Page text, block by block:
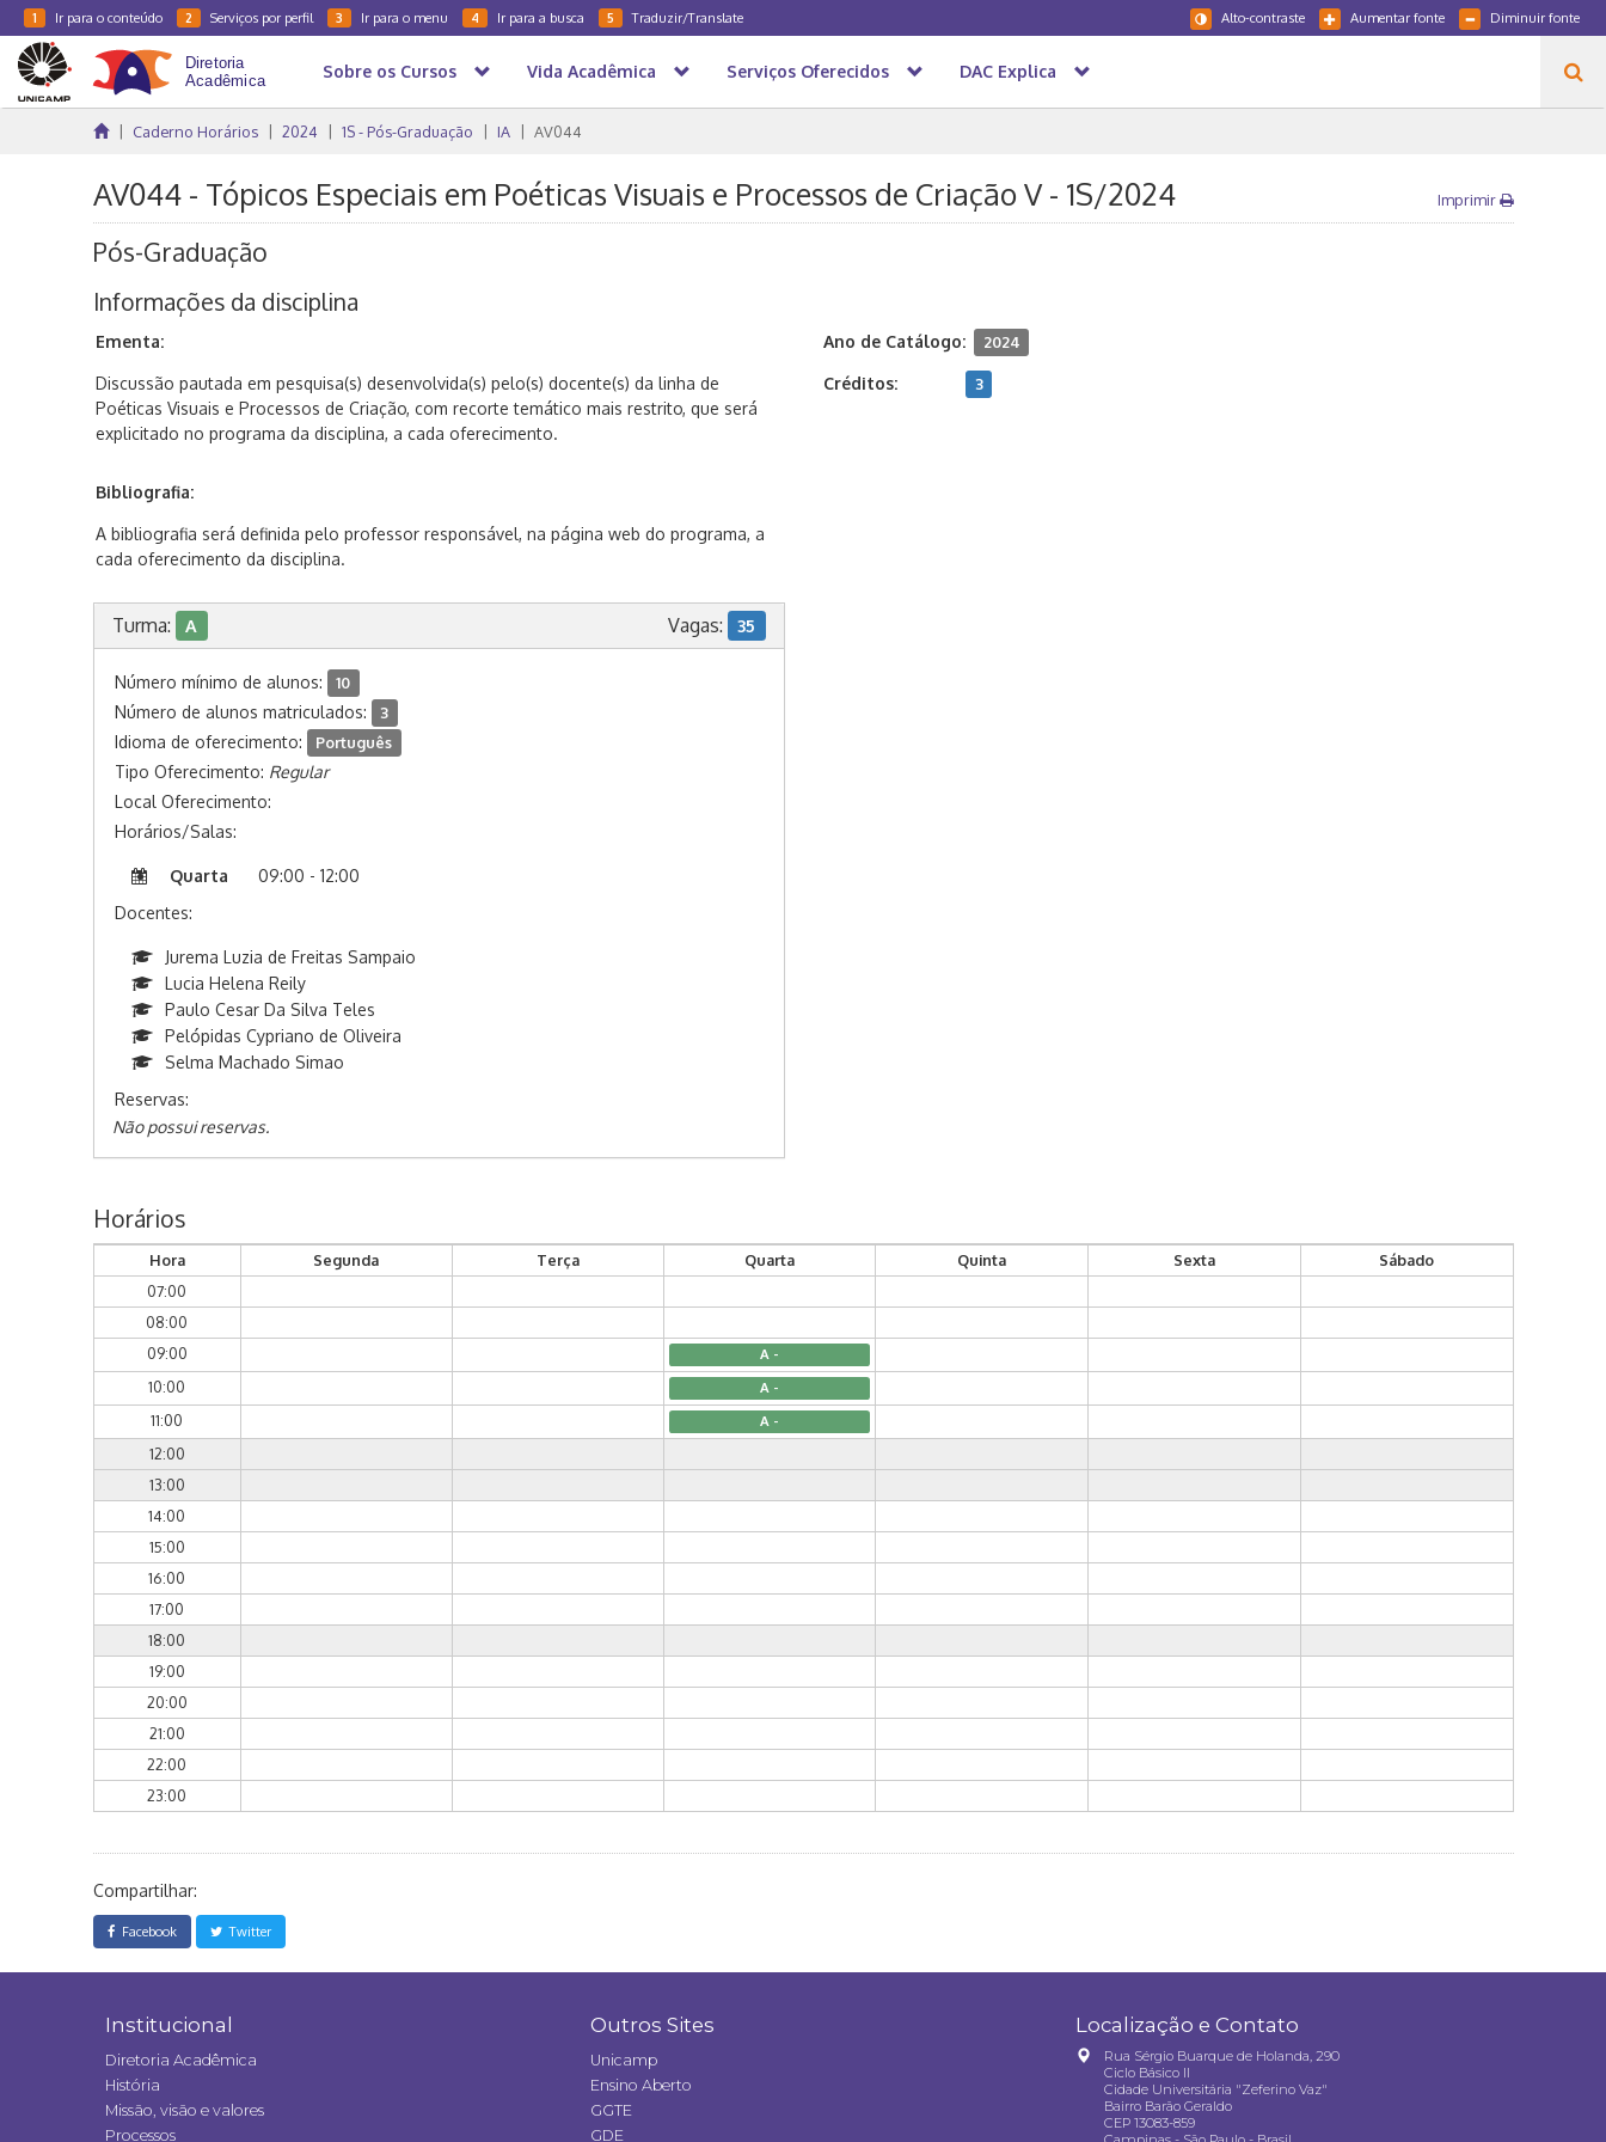
1 Ir para o conteúdo 2 Serviços por perfil 3 Ir para o menu 4 Ir para a busca 5 Traduzir/Translate Diminuir fonte
Aumentar fonte
Alto-contraste
Sobre os Cursos Vida Acadêmica Serviços Oferecidos DAC Explica
Caderno Horários 2024 1S - Pós-Graduação IA AV044
AV044 - Tópicos Especiais em Poéticas Visuais e Processos de Criação V - 1S/2024 Imprimir
Pós-Graduação
Informações da disciplina
Ementa:
Discussão pautada em pesquisa(s) desenvolvida(s) pelo(s) docente(s) da linha de
Poéticas Visuais e Processos de Criação, com recorte temático mais restrito, que será
explicitado no programa da disciplina, a cada oferecimento.
Bibliografia:
A bibliografia será definida pelo professor responsável, na página web do programa, a
cada oferecimento da disciplina.
Ano de Catálogo: 2024
Créditos: 3
Turma: A Vagas: 35
Número mínimo de alunos: 10
Número de alunos matriculados: 3
Idioma de oferecimento: Português
Tipo Oferecimento: Regular
Local Oferecimento:
Horários/Salas:
Quarta
09:00 - 12:00
Docentes:
Jurema Luzia de Freitas Sampaio
Lucia Helena Reily
Paulo Cesar Da Silva Teles
Pelópidas Cypriano de Oliveira
Selma Machado Simao
Reservas:
Não possui reservas.
Horários
Hora Segunda Terça Quarta Quinta Sexta
Sábado
07:00
08:00
09:00
A -
10:00 A -
11:00 A -
12:00
13:00
14:00
15:00
16:00
17:00
18:00
19:00
20:00
21:00
22:00
23:00
Compartilhar:
Facebook Twitter
Institucional
Diretoria Acadêmica
História
Missão, visão e valores
Processos
Outros Sites
Unicamp
Ensino Aberto
GGTE
GDE
Localização e Contato
Rua Sérgio Buarque de Holanda, 290
Ciclo Básico II
Cidade Universitária "Zeferino Vaz"
Bairro Barão Geraldo
CEP 13083-859